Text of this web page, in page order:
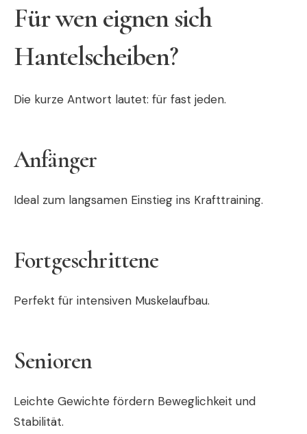
Für wen eignen sich
Hantelscheiben?
Die kurze Antwort lautet: für fast jeden.
Anfänger
Ideal zum langsamen Einstieg ins Krafttraining.
Fortgeschrittene
Perfekt für intensiven Muskelaufbau.
Senioren
Leichte Gewichte fördern Beweglichkeit und
Stabilität.